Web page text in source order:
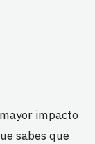
impacto
sabes que